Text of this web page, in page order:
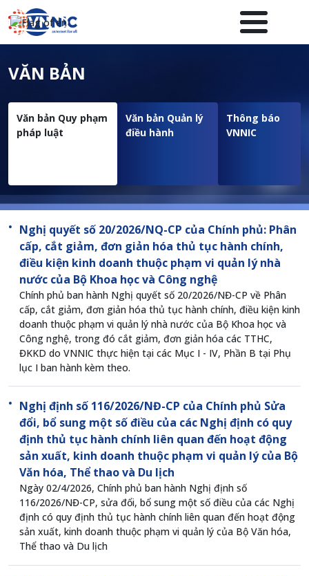
Nhảy đến nội dung
Menuheader của website
VĂN BẢN
Văn bản Quy phạm
pháp luật
Văn bản Quản lý
điều hành
Thông báo
VNNIC
Nghị quyết số 20/2026/NQ-CP của Chính phủ: Phân
cấp, cắt giảm, đơn giản hóa thủ tục hành chính,
điều kiện kinh doanh thuộc phạm vi quản lý nhà
nước của Bộ Khoa học và Công nghệ
Chính phủ ban hành Nghị quyết số 20/2026/NĐ-CP về Phân
cấp, cắt giảm, đơn giản hóa thủ tục hành chính, điều kiện kinh
doanh thuộc phạm vi quản lý nhà nước của Bộ Khoa học và
Công nghệ, trong đó cắt giảm, đơn giản hóa các TTHC,
ĐKKD do VNNIC thực hiện tại các Mục I - IV, Phần B tại Phụ
lục I ban hành kèm theo.
Nghị định số 116/2026/NĐ-CP của Chính phủ Sửa
đổi, bổ sung một số điều của các Nghị định có quy
định thủ tục hành chính liên quan đến hoạt động
sản xuất, kinh doanh thuộc phạm vi quản lý của Bộ
Văn hóa, Thể thao và Du lịch
Ngày 02/4/2026, Chính phủ ban hành Nghị định số
116/2026/NĐ-CP, sửa đổi, bổ sung một số điều của các Nghị
định có quy định thủ tục hành chính liên quan đến hoạt động
sản xuất, kinh doanh thuộc phạm vi quản lý của Bộ Văn hóa,
Thể thao và Du lịch